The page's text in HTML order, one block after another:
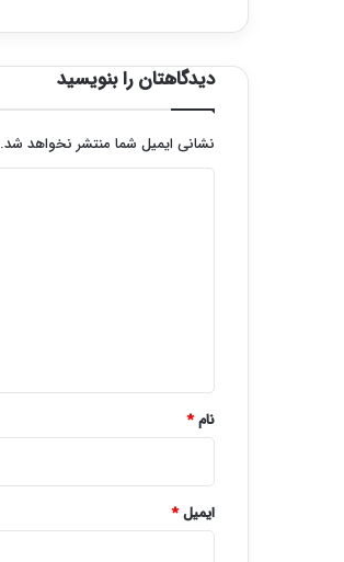
دیدگاهتان را بنویسید
نشانی ایمیل شما منتشر نخواهد شد.
نام*
ایمیل*